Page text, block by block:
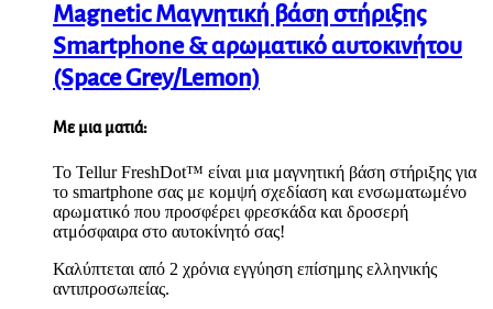
Magnetic Μαγνητική βάση στήριξης
Smartphone & αρωματικό αυτοκινήτου
(Space Grey/Lemon)
Με μια ματιά:
Το Tellur FreshDot™ είναι μια μαγνητική βάση στήριξης για
το smartphone σας με κομψή σχεδίαση και ενσωματωμένο
αρωματικό που προσφέρει φρεσκάδα και δροσερή
ατμόσφαιρα στο αυτοκίνητό σας!
Καλύπτεται από 2 χρόνια εγγύηση επίσημης ελληνικής
αντιπροσωπείας.